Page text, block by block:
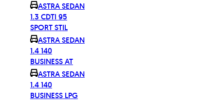
ASTRA SEDAN
1.3 CDTI 95
SPORT STIL
ASTRA SEDAN
1.4 140
BUSINESS AT
ASTRA SEDAN
1.4 140
BUSINESS LPG